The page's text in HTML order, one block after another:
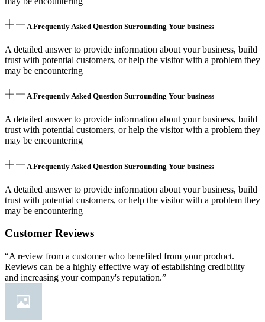
A Frequently Asked Question Surrounding Your business
A detailed answer to provide information about your business, build
trust with potential customers, or help the visitor with a problem they
may be encountering
A Frequently Asked Question Surrounding Your business
A detailed answer to provide information about your business, build
trust with potential customers, or help the visitor with a problem they
may be encountering
A Frequently Asked Question Surrounding Your business
A detailed answer to provide information about your business, build
trust with potential customers, or help the visitor with a problem they
may be encountering
Customer Reviews
“A review from a customer who benefited from your product.
Reviews can be a highly effective way of establishing credibility
and increasing your company's reputation.”